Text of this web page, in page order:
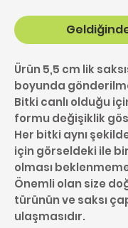
Ürün 5,5 cm lik
boyunda
Bitki canlı olduğu
formu değişiklik
Her bitki aynı
için görseldeki ile
olması
Önemli olan size
türünün ve saksı
ulaşmasıdır.